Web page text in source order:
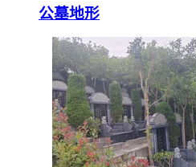
公墓地形